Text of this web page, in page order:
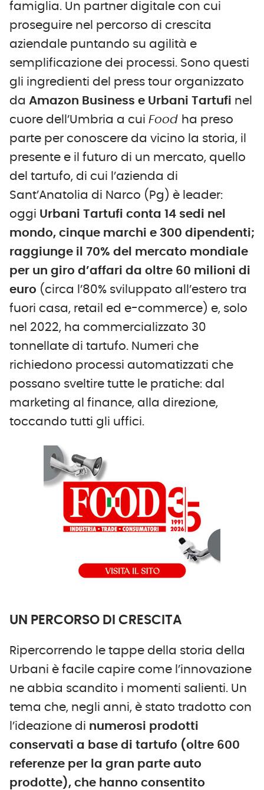
famiglia. Un partner digitale con cui
proseguire nel percorso di crescita
aziendale puntando su agilità e
semplificazione dei processi. Sono questi
gli ingredienti del press tour organizzato
da Amazon Business e Urbani Tartufi nel
cuore dell’Umbria a cui Food ha preso
parte per conoscere da vicino la storia, il
presente e il futuro di un mercato, quello
del tartufo, di cui l’azienda di
Sant’Anatolia di Narco (Pg) è leader:
oggi Urbani Tartufi conta 14 sedi nel
mondo, cinque marchi e 300 dipendenti;
raggiunge il 70% del mercato mondiale
per un giro d’affari da oltre 60 milioni di
euro (circa l’80% sviluppato all’estero tra
fuori casa, retail ed e-commerce) e, solo
nel 2022, ha commercializzato 30
tonnellate di tartufo. Numeri che
richiedono processi automatizzati che
possano sveltire tutte le pratiche: dal
marketing al finance, alla direzione,
toccando tutti gli uffici.
UN PERCORSO DI CRESCITA
Ripercorrendo le tappe della storia della
Urbani è facile capire come l’innovazione
ne abbia scandito i momenti salienti. Un
tema che, negli anni, è stato tradotto con
l’ideazione di numerosi prodotti
conservati a base di tartufo (oltre 600
referenze per la gran parte auto
prodotte), che hanno consentito